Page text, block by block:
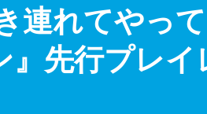
連れてやっ
先行プレイ